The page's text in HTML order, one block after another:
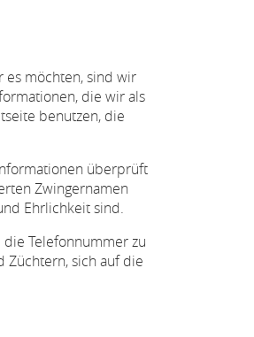
es möchten, sind wir
die wir als
benutzen, die
überprüft
Zwingernamen
Ehrlichkeit sind.
Telefonnummer zu
Züchtern, sich auf die